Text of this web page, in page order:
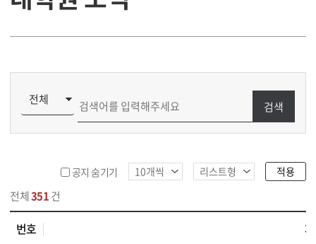
검색
공지 숨기기 적용
전체351건
번호